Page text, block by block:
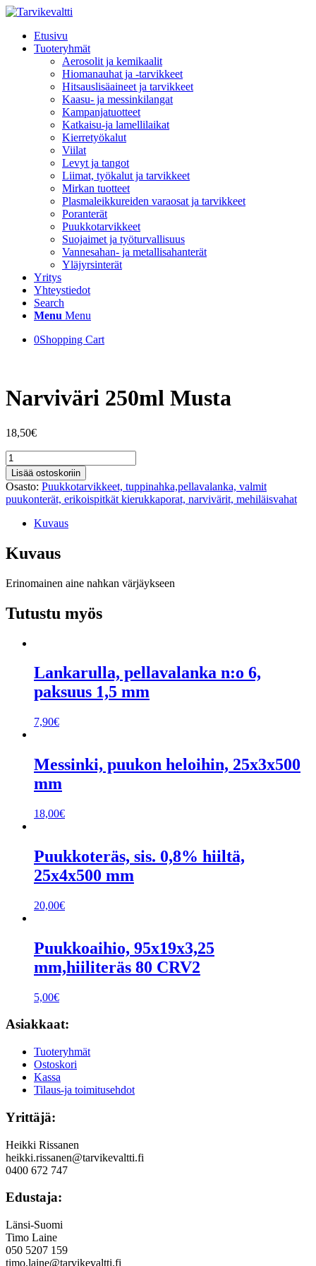
Etusivu
Tuoteryhmät
Aerosolit ja kemikaalit
Hiomanauhat ja -tarvikkeet
Hitsauslisäaineet ja tarvikkeet
Kaasu- ja messinkilangat
Kampanjatuotteet
Katkaisu-ja lamellilaikat
Kierretyökalut
Viilat
Levyt ja tangot
Liimat, työkalut ja tarvikkeet
Mirkan tuotteet
Plasmaleikkureiden varaosat ja tarvikkeet
Poranterät
Puukkotarvikkeet
Suojaimet ja työturvallisuus
Vannesahan- ja metallisahanterät
Yläjyrsinterät
Yritys
Yhteystiedot
Search
Menu Menu
0Shopping Cart
Narviväri 250ml Musta
18,50€
Narviväri
250ml
Musta
määrä
Lisää ostoskoriin
Osasto: Puukkotarvikkeet, tuppinahka,pellavalanka, valmit
puukonterät, erikoispitkät kierukkaporat, narvivärit, mehiläisvahat
Kuvaus
Kuvaus
Erinomainen aine nahkan värjäykseen
Tutustu myös
Lankarulla, pellavalanka n:o 6,
paksuus 1,5 mm
7,90€
Messinki, puukon heloihin, 25x3x500
mm
18,00€
Puukkoteräs, sis. 0,8% hiiltä,
25x4x500 mm
20,00€
Puukkoaihio, 95x19x3,25
mm,hiiliteräs 80 CRV2
5,00€
Asiakkaat:
Tuoteryhmät
Ostoskori
Kassa
Tilaus-ja toimitusehdot
Yrittäjä:
Heikki Rissanen
heikki.rissanen@tarvikevaltti.fi
0400 672 747
Edustaja:
Länsi-Suomi
Timo Laine
050 5207 159
timo.laine@tarvikevaltti.fi